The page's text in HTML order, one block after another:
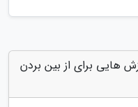
هایی برای از بین بردن